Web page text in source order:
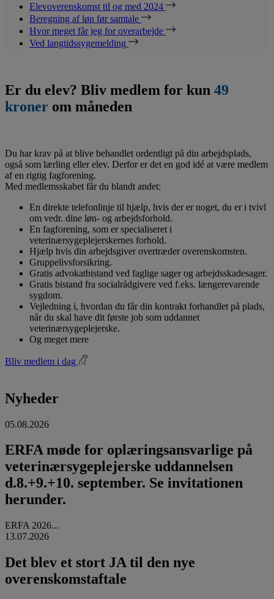
Elevoverenskomst til og med 2024
Beregning af løn før samtale
Hvor meget får jeg for overarbejde
Ved langtidssygemelding
Er du elev? Bliv medlem for kun 49
kroner om måneden
Du har krav på at blive behandlet ordentligt på din arbejdsplads,
også som lærling eller elev. Derfor er det en god idé at være medlem
af en rigtig fagforening.
Med medlemsskabet får du blandt andet:
En direkte telefonlinje til hjælp, hvis der er noget, du er i tvivl
om vedr. dine løn- og arbejdsforhold.
En fagforening, som er specialiseret i
veterinærsygeplejerskernes forhold.
Hjælp hvis din arbejdsgiver overtræder overenskomsten.
Gruppelivsforsikring.
Gratis advokatbistand ved faglige sager og arbejdsskadesager.
Gratis bistand fra socialrådgivere ved f.eks. længerevarende
sygdom.
Vejledning i, hvordan du får din kontrakt forhandlet på plads,
når du skal have dit første job som uddannet
veterinærsygeplejerske.
Og meget mere
Bliv medlem i dag
Nyheder
05.08.2026
ERFA møde for oplæringsansvarlige på
veterinærsygeplejerske uddannelsen
d.8.+9.+10. september. Se invitationen
herunder.
ERFA 2026...
13.07.2026
Det blev et stort JA til den nye
overenskomstaftale